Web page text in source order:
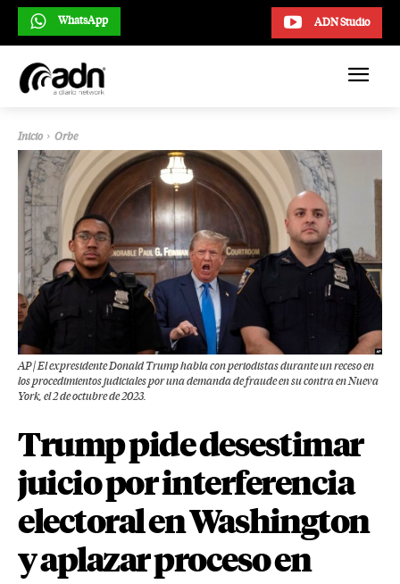
ADN Studio
WhatsApp
Inicio Orbe
AP | El expresidente Donald Trump habla con periodistas durante un receso en
los procedimientos judiciales por una demanda de fraude en su contra en Nueva
York, el 2 de octubre de 2023.
Trump pide desestimar
juicio por interferencia
electoral en Washington
y aplazar proceso en